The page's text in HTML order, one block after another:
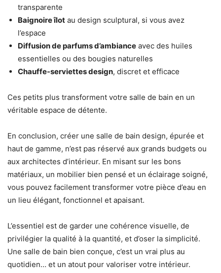
transparente
Baignoire îlot au design sculptural, si vous avez
l’espace
Diffusion de parfums d’ambiance avec des huiles
essentielles ou des bougies naturelles
Chauffe-serviettes design, discret et efficace
Ces petits plus transforment votre salle de bain en un
véritable espace de détente.
En conclusion, créer une salle de bain design, épurée et
haut de gamme, n’est pas réservé aux grands budgets ou
aux architectes d’intérieur. En misant sur les bons
matériaux, un mobilier bien pensé et un éclairage soigné,
vous pouvez facilement transformer votre pièce d’eau en
un lieu élégant, fonctionnel et apaisant.
L’essentiel est de garder une cohérence visuelle, de
privilégier la qualité à la quantité, et d’oser la simplicité.
Une salle de bain bien conçue, c’est un vrai plus au
quotidien… et un atout pour valoriser votre intérieur.